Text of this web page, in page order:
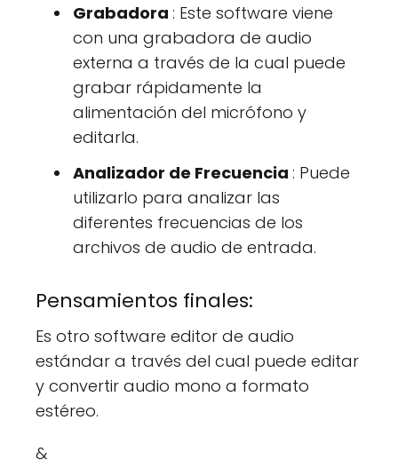
Grabadora : Este software viene
con una grabadora de audio
externa a través de la cual puede
grabar rápidamente la
alimentación del micrófono y
editarla.
Analizador de Frecuencia : Puede
utilizarlo para analizar las
diferentes frecuencias de los
archivos de audio de entrada.
Pensamientos finales:
Es otro software editor de audio
estándar a través del cual puede editar
y convertir audio mono a formato
estéreo.
&